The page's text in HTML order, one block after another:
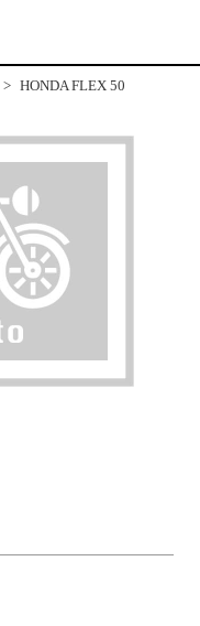
HONDA FLEX 50